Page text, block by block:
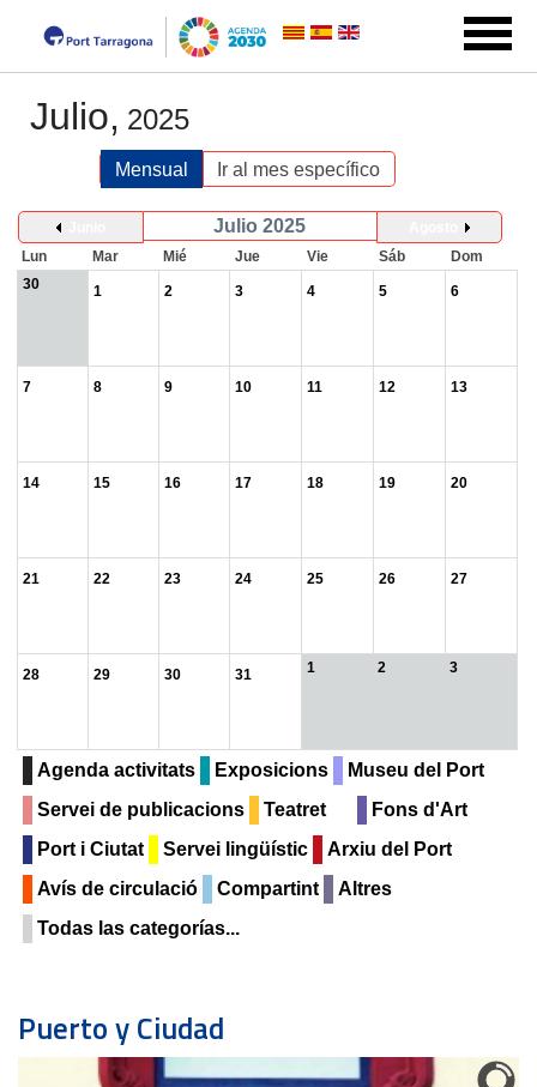
Julio, 2025
Mensual Ir al mes específico
Julio 2025
Lun
Mar Mié Jue Vie Sáb
Dom
30
1 2 3 4 5 6
7 8 9 10 11 12 13
14 15 16 17 18 19 20
21 22 23 24 25 26 27
28 29 30 31 1 2 3
Agenda activitats Exposicions
Museu del Port
Servei de publicacions
Teatret
Fons d'Art
Port i Ciutat
Servei lingüístic
Arxiu del Port
Avís de circulació
Compartint
Altres
Todas las categorías...
Puerto y Ciudad